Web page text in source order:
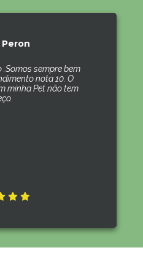
Peron
sempre bem
nota 10. O
minha Pet não tem